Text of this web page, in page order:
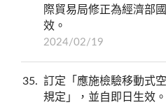
際貿易局修正為經濟部
效。
2024/02/19
35
訂定「應施檢驗移動式
規定」，並自即日生效。